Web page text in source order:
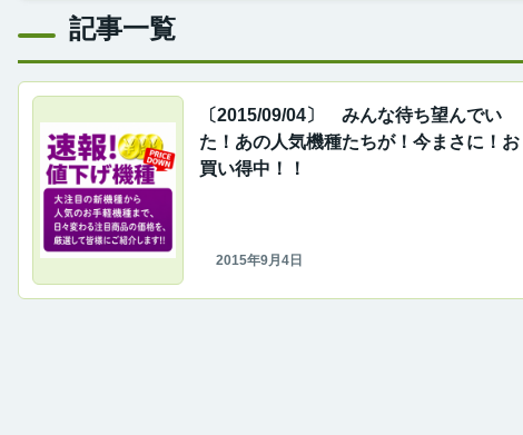
記事一覧
〔2015/09/04〕 みんな待ち望んでい
た！あの人気機種たちが！今まさに！お
買い得中！！
2015年9月4日